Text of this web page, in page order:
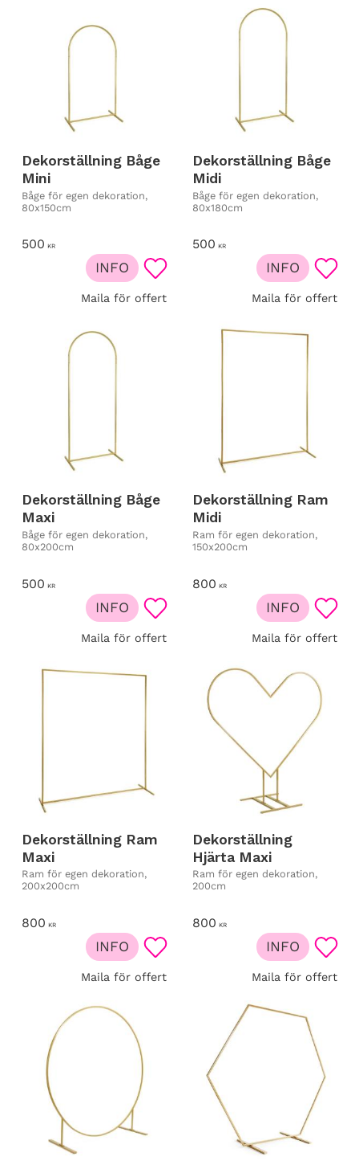
Dekorställning Båge
Mini
Båge för egen dekoration,
80x150cm
500 KR
Lägg till i favoriter
Maila för offert
INFO
Dekorställning Båge
Midi
Båge för egen dekoration,
80x180cm
500 KR
Maila för offert
INFO
Dekorställning Båge
Maxi
Båge för egen dekoration,
80x200cm
500 KR
Lägg till i favoriter
Maila för offert
INFO
Dekorställning Ram
Midi
Ram för egen dekoration,
150x200cm
800 KR
Maila för offert
INFO
Dekorställning Ram
Maxi
Ram för egen dekoration,
200x200cm
800 KR
Lägg till i favoriter
Maila för offert
INFO
Dekorställning
Hjärta Maxi
Ram för egen dekoration,
200cm
800 KR
Maila för offert
INFO